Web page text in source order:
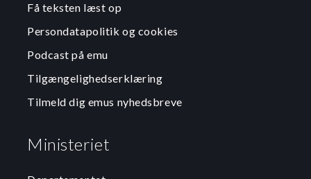
Få teksten læst op
Persondatapolitik og cookies
Podcast på emu
Tilgængelighedserklæring
Tilmeld dig emus nyhedsbreve
Ministeriet